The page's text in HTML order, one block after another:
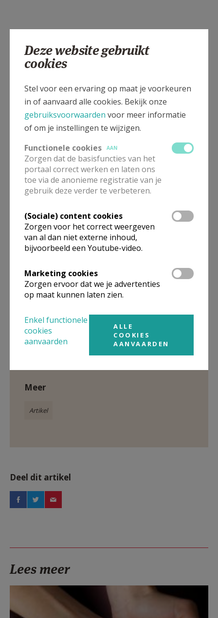
Eucharistie op zondag © Luc De Bolle
Gepubliceerd door
Parochie Sint-Carolus Borromeus Antwerpen
Meer
Artikel
Deel dit artikel
Lees meer
Deze website gebruikt
cookies
Stel voor een ervaring op maat je voorkeuren
in of aanvaard alle cookies. Bekijk onze
gebruiksvoorwaarden voor meer informatie
of om je instellingen te wijzigen.
Functionele cookies
AAN
Zorgen dat de basisfuncties van het
portaal correct werken en laten ons
toe via de anonieme registratie van je
gebruik deze verder te verbeteren.
(Sociale) content cookies
Zorgen voor het correct weergeven
van al dan niet externe inhoud,
bijvoorbeeld een Youtube-video.
Marketing cookies
Zorgen ervoor dat we je advertenties
op maat kunnen laten zien.
Enkel functionele
cookies
aanvaarden
ALLE
COOKIES
AANVAARDEN